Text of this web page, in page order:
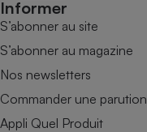
Informer
S’abonner au site
S’abonner au magazine
Nos newsletters
Commander une parution
Appli Quel Produit